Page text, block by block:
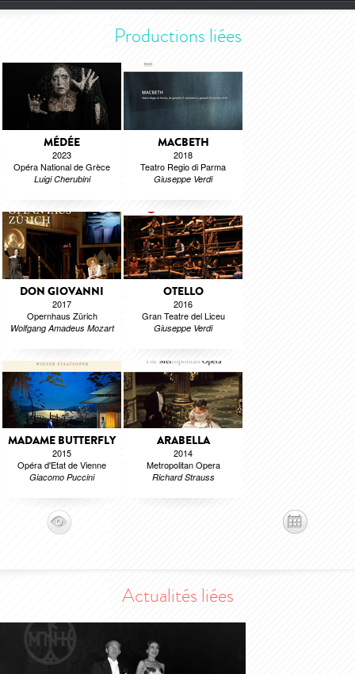
Productions liées
MÉDÉE
2023
Opéra National de Grèce
Luigi Cherubini
MACBETH
2018
Teatro Regio di Parma
Giuseppe Verdi
DON GIOVANNI
2017
Opernhaus Zürich
Wolfgang Amadeus Mozart
OTELLO
2016
Gran Teatre del Liceu
Giuseppe Verdi
MADAME BUTTERFLY
2015
Opéra d'Etat de Vienne
Giacomo Puccini
ARABELLA
2014
Metropolitan Opera
Richard Strauss
Actualités liées